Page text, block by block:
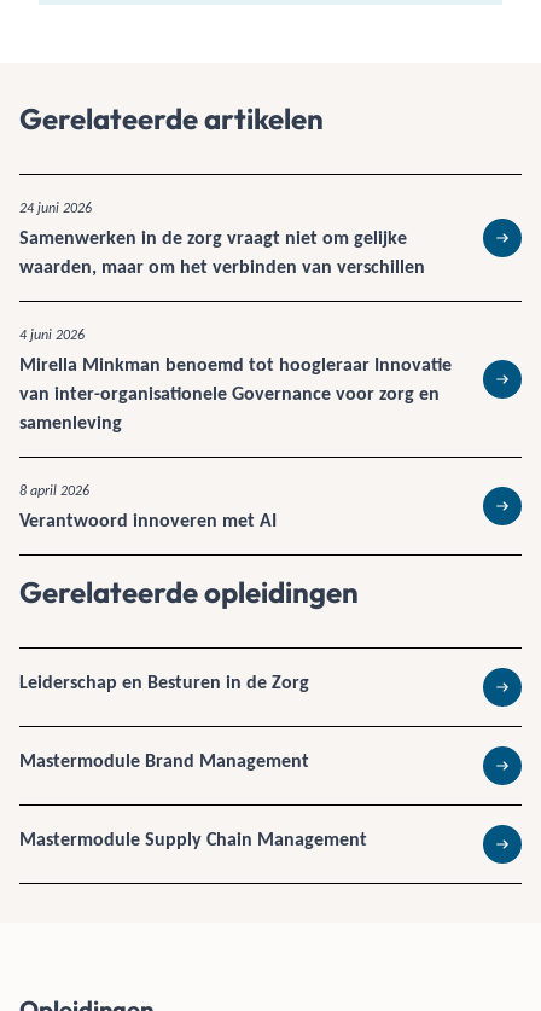
Gerelateerde artikelen
24 juni 2026
Samenwerken in de zorg vraagt niet om gelijke
waarden, maar om het verbinden van verschillen
Lees
4 juni 2026
Mirella Minkman benoemd tot hoogleraar Innovatie
van inter-organisationele Governance voor zorg en
samenleving
Lees
8 april 2026
Verantwoord innoveren met AI Lees
Gerelateerde opleidingen
Leiderschap en Besturen in de Zorg
Lees
Mastermodule Brand Management
Lees
Mastermodule Supply Chain Management
Lees